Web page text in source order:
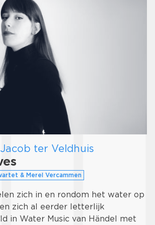
ter Veldhuis
& Merel Vercammen
zich in en rondom het water op
zich al eerder letterlijk
in Water Music van Händel met